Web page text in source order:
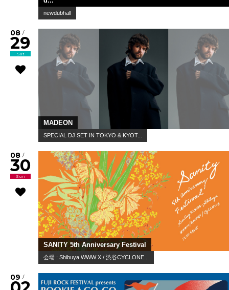
newdubhall
08 /
29
Sat
MADEON
SPECIAL DJ SET IN TOKYO & KYOT...
08 /
30
Sun
SANITY 5th Anniversary Festival
会場 : Shibuya WWW X / 渋谷CYCLONE...
09 /